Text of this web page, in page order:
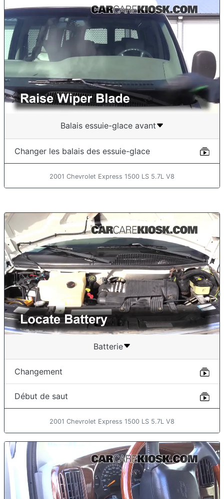
Balais essuie-glace avant
Changer les balais des essuie-glace
2001 Chevrolet Express 1500 LS 5.7L V8
Batterie
Changement
Début de saut
2001 Chevrolet Express 1500 LS 5.7L V8